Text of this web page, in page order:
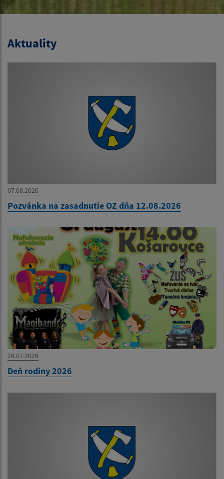
Aktuality
07.08.2026
Pozvánka na zasadnutie OZ dňa 12.08.2026
28.07.2026
Deň rodiny 2026